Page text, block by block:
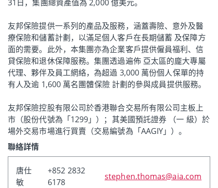
31日，集團總資產值為 2,000 億美元。
友邦保險提供一系列的產品及服務，涵蓋壽險、意外及醫
療保險和儲蓄計劃，以滿足個人客戶在長期儲蓄 及保障方
面的需要。此外，本集團亦為企業客戶提供僱員福利、信
貸保險和退休保障服務。集團透過遍佈 亞太區的龐大專屬
代理、夥伴及員工網絡，為超過 3,000 萬份個人保單的持
有人及逾 1,600 萬名團體保險 計劃的參與成員提供服務。
友邦保險控股有限公司於香港聯合交易所有限公司主板上
市（股份代號為「1299」）；其美國預託證券 （一 級）於
場外交易市場進行買賣（交易編號為「AAGIY」）。
聯絡詳情
唐仕
敏
+852 2832
6178
stephen.thomas@aia.com